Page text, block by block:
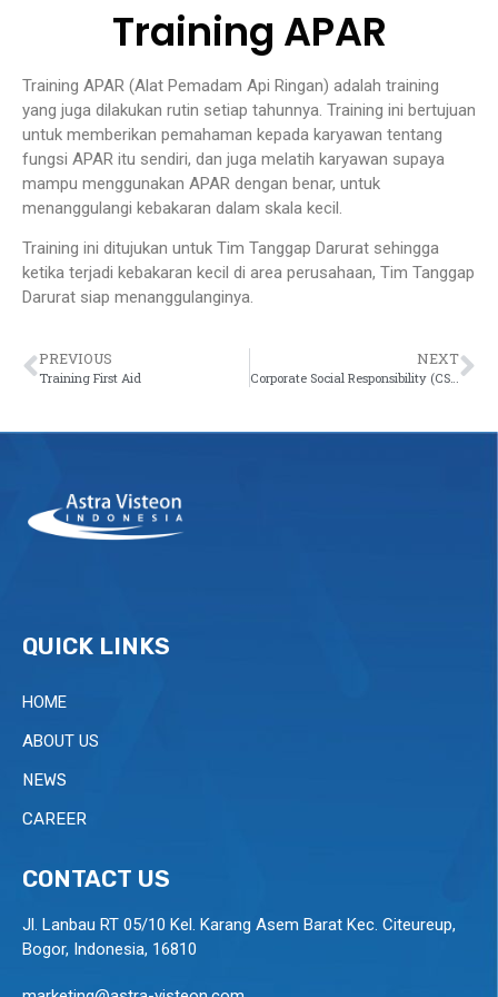
Training APAR
Training APAR (Alat Pemadam Api Ringan) adalah training
yang juga dilakukan rutin setiap tahunnya. Training ini bertujuan
untuk memberikan pemahaman kepada karyawan tentang
fungsi APAR itu sendiri, dan juga melatih karyawan supaya
mampu menggunakan APAR dengan benar, untuk
menanggulangi kebakaran dalam skala kecil.
Training ini ditujukan untuk Tim Tanggap Darurat sehingga
ketika terjadi kebakaran kecil di area perusahaan, Tim Tanggap
Darurat siap menanggulanginya.
PREVIOUS
Training First Aid
NEXT
Corporate Social Responsibility (CSR)
QUICK LINKS
HOME
ABOUT US
NEWS
CAREER
CONTACT US
Jl. Lanbau RT 05/10 Kel. Karang Asem Barat Kec. Citeureup,
Bogor, Indonesia, 16810